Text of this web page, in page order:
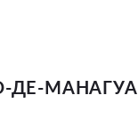
ДЕ-МАНАГУА